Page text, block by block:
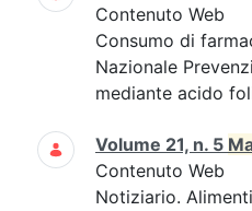
Contenuto Web
Consumo di
Nazionale
mediante acido
Volume 21, n. 5
Contenuto Web
Notiziario.